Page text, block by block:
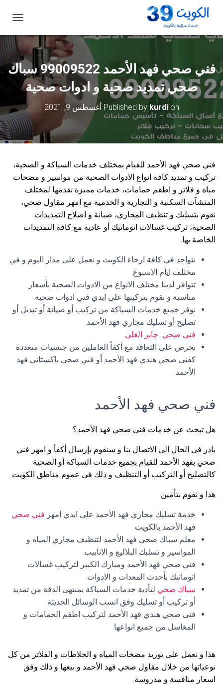
ب
ي
ل
ا
ق
ل
فني صحي فهد الأحمد 99009522 سباك
صحي تمديد صحية و ادوات صحية
Published by kurdion أغسطس 9, 2021
فني صحي فهد الأحمد للقيام بمختلف خدمات السباكة و الصحية،
تركيب و تمديد كافة انواع الادوات الصحية من مواسير و مضخات
مياه و فلاتر و اطقم حمامات، خدمات مميزة نقدمها لمختلف
المنشآت السكنية و التجارية و الخدمية مع امهر مقاول صحي،
نقوم بتسليك و تنظيف المجاري، صيانة و اصلاح التمديدات
الصحية، تركيب غسالات اتوماتيك أو عادية مع كافة التمديدات
الخاصة بها.
نتواجد في كافة ارجاء الكويت و نعمل على مدار اليوم و في
مختلف ايام الاسبوع.
تتوافر لدينا مختلف الانواع من الادوات الصحية بأسعار
مناسبة و نقوم بتركيبها على ايدي فني ادوات صحية.
نوفر جميع خدمات السباكة من تركيب أو صيانة أو تبديل أو
تصليح أو تسليك مجاري فهد الأحمد.
فني صحي جابر العلي
نحرص على التعاقد مع أكفأ العاملين من جنسيات متعددة
كفني صحي هندي فهد الأحمد أو فني صحي باكستاني فهد
الأحمد.
فني صحي فهد الأحمد
هل تبحث عن خدمات فني صحي فهد الأحمد؟
بادر في الحال الى الاتصال بنا و سنقوم بإرسال أكفأ و امهر فني
صحي بفهد الأحمد للقيام بجميع خدمات السباكة أو الصحية
كالتصليح أو التركيب أو التنظيف و ذلك في عموم مناطق الكويت.
هذا و نقوم بتأمين:
خدمة تسليك مجاري فهد الأحمد على ايدي امهر فني صحي
فهد الأحمد بالكويت.
معلم سباك صحي فهد الأحمد لتنظيف مجاري المياه و
المواسير و تسليك البلاليع و الانابيب.
فني صحي فهد الأحمد ومبارك الكبير لتركيب غسالات
اتوماتيك بأحدث المعدات و الادوات.
سباك صحي لتأدية خدمات السباكة بمنتهى الدقة من تمديد
أو تركيب أو تسليك وفق انسب الوسائل الحديثة.
فني صحي هندي فهد الأحمد لتركيب اطقم الحمامات و
المغاسل من جميع انواعها.
هذا و نعمل على توريد مضخات المياه و الخلاطات و الفلاتر من كل
نوعياتها من خلال مقاول صحي فهد الأحمد و بيعها و ذلك وفق
اسعار منافسة و مدروسة.